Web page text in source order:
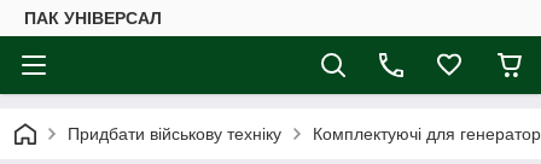
ПАК УНІВЕРСАЛ
Придбати військову техніку Комплектуючі для